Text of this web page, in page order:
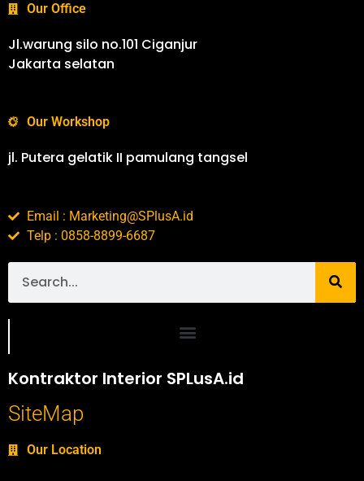
Our Office
Jl.warung silo no.101 Ciganjur
Jakarta selatan
Our Workshop
jl. Putera gelatik II pamulang tangsel
Email : Marketing@SPlusA.id
Telp : 0858-8899-6687
Kontraktor Interior SPLusA.id
SiteMap
Our Location